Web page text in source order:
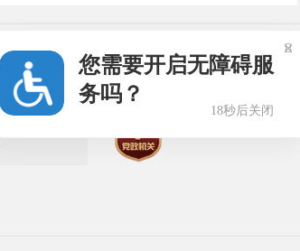
您需要开启无障碍服
务吗？
18秒后关闭
